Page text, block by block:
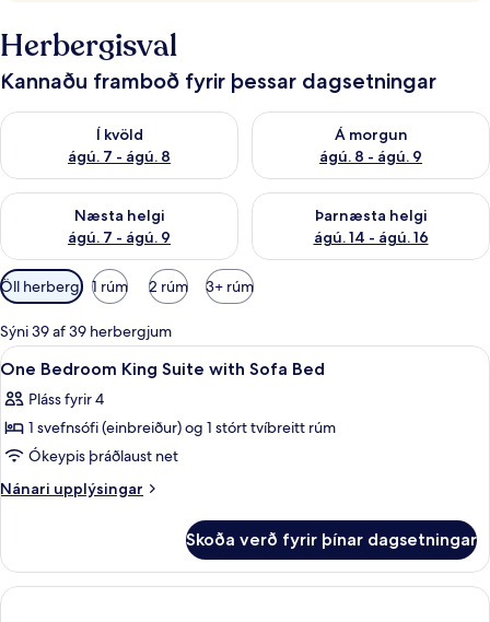
Herbergisval
Kannaðu framboð fyrir þessar dagsetningar
Í kvöld
ágú. 7 - ágú. 8
Athuga framboð í kvöld ágú. 7 - ágú. 8
Á morgun
ágú. 8 - ágú. 9
Athuga framboð á morgun
Næsta helgi
ágú. 7 - ágú. 9
Athuga framboð næstu helgi ágú. 7 - ágú. 9
Þarnæsta helgi
ágú. 14 - ágú. 16
Athuga framboð þarnæstu
Síur
í
boði
fyrir
herbergi
Öll herbergi 1 rúm 2 rúm 3+ rúm
Sýni 39 af 39 herbergjum
Skoða
allar
myndir
fyrir
One
Bedroom
with
Sofa
Bed
Rúmföt af bestu gerð, dúnsængur,
6
One Bedroom King Suite with Sofa Bed
Pláss fyrir 4
1 svefnsófi (einbreiður) og 1 stórt tvíbreitt rúm
Ókeypis þráðlaust net
Nánari upplýsingar
Nánari
Bedroom
King
Suite
Skoða verð fyrir þínar dagsetningar